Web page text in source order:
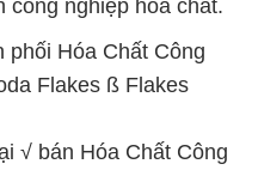
√ bán Hóa Chất Công
Flakes ß Flakes
× phân phối Hóa Chất
Soda Flakes ß